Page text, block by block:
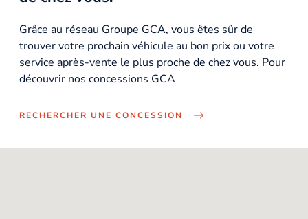
Grâce au réseau Groupe GCA, vous êtes sûr de
trouver votre prochain véhicule au bon prix ou votre
service après-vente le plus proche de chez vous. Pour
découvrir nos concessions GCA
RECHERCHER UNE CONCESSION